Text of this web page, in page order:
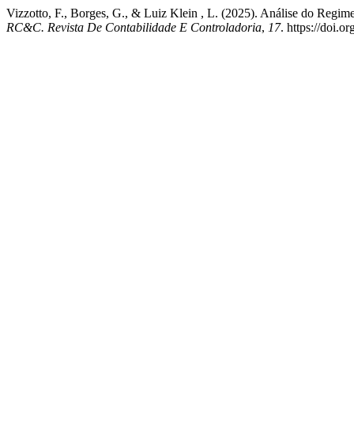
Vizzotto, F., Borges, G., & Luiz Klein , L. (2025). Análise do
RC&C. Revista De Contabilidade E Controladoria, 17. https://